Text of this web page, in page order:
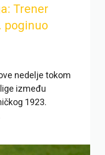
Trener
poginuo
nedelje tokom
između
1923.